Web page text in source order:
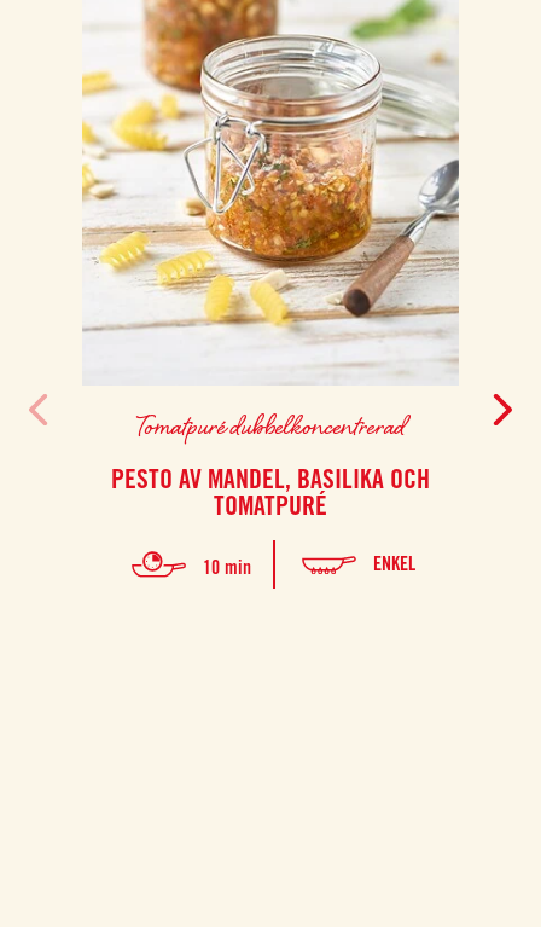
Tomatpuré dubbelkoncentrerad
PESTO AV MANDEL, BASILIKA OCH
TOMATPURÉ
10 min ENKEL